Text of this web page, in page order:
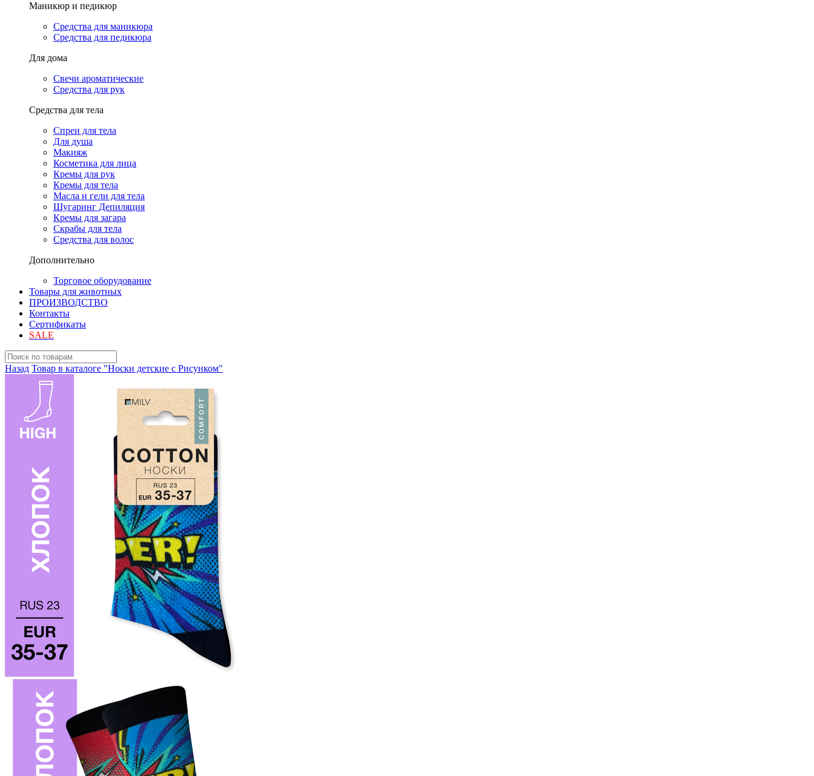
Маникюр и педикюр
Средства для маникюра
Средства для педикюра
Для дома
Свечи ароматические
Средства для рук
Средства для тела
Спреи для тела
Для душа
Макияж
Косметика для лица
Кремы для рук
Кремы для тела
Масла и гели для тела
Шугаринг Депиляция
Кремы для загара
Скрабы для тела
Средства для волос
Дополнительно
Торговое оборудование
Товары для животных
ПРОИЗВОДСТВО
Контакты
Сертификаты
SALE
Назад Товар в каталоге "Носки детские с Рисунком"